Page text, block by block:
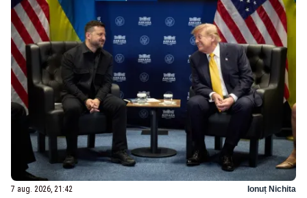
7 aug. 2026, 21:42 Ionuț Nichita